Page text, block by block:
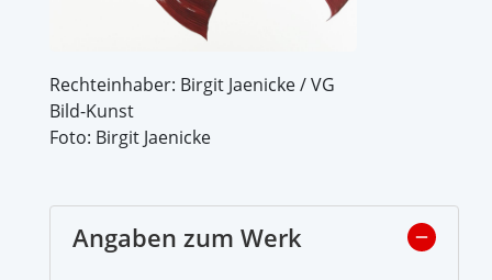
Rechteinhaber: Birgit Jaenicke / VG
Bild-Kunst
Foto: Birgit Jaenicke
Angaben zum Werk